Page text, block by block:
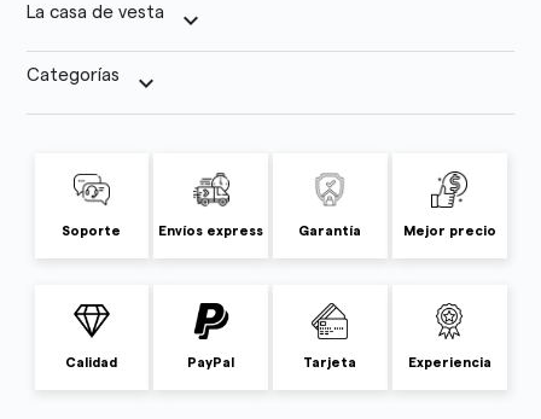
La casa de vesta keyboard_arrow_down
Categorías keyboard_arrow_down
Soporte Envíos express Garantía Mejor precio
Calidad PayPal Tarjeta Experiencia